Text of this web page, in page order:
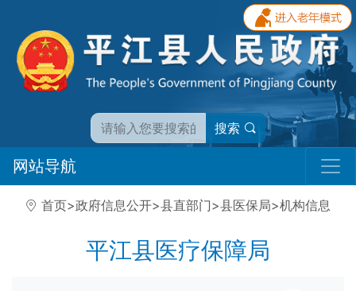
搜索
网站导航
首页>政府信息公开>县直部门>县医保局>机构信息
平江县医疗保障局